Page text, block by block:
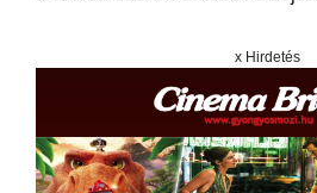
x Hirdetés